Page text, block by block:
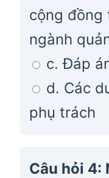
cộng đồng
ngành
c. Đáp
d. Các
phụ trách
Câu hỏi 4: